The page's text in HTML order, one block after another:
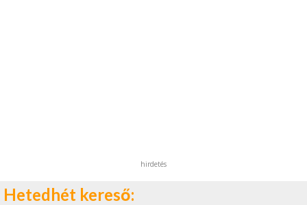
hirdetés
Hetedhét kereső: